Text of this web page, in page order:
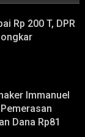
Rp 200 T, DPR
Immanuel
Dana Rp81